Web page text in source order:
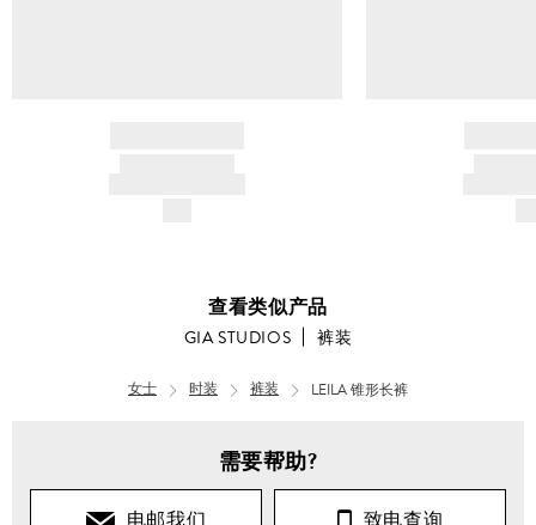
查看类似产品
GIA STUDIOS 裤装
女士 时装 裤装 LEILA 锥形长裤
需要帮助?